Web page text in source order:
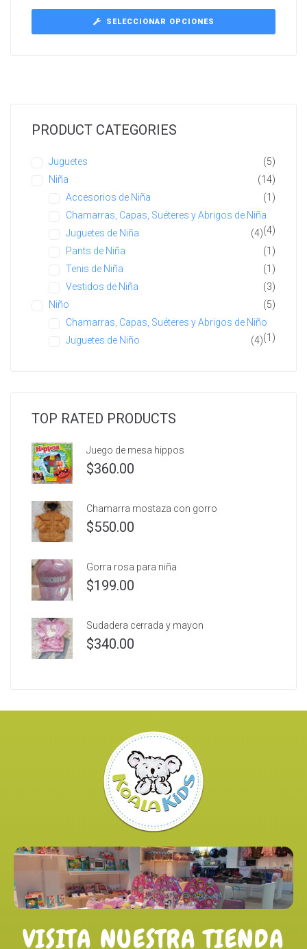
SELECCIONAR OPCIONES
PRODUCT CATEGORIES
Juguetes
(5)
Niña
(14)
Accesorios de Niña
(1)
Chamarras, Capas, Suéteres y Abrigos de Niña
(4)
Juguetes de Niña
(4)
Pants de Niña
(1)
Tenis de Niña
(1)
Vestidos de Niña
(3)
Niño
(5)
Chamarras, Capas, Suéteres y Abrigos de Niño
(1)
Juguetes de Niño (4)
TOP RATED PRODUCTS
Juego de mesa hippos
$360.00
Chamarra mostaza con gorro
$550.00
Gorra rosa para niña
$199.00
Sudadera cerrada y mayon
$340.00
VISITA NUESTRA TIENDA